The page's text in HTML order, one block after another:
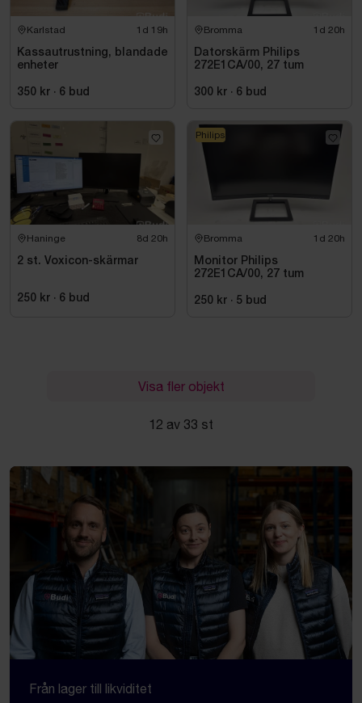
Karlstad 1d 19h
Kassautrustning, blandade
enheter
350 kr · 6 bud
Bromma 1d 20h
Datorskärm Philips
272E1CA/00, 27 tum
300 kr · 6 bud
Haninge 8d 20h
2 st. Voxicon-skärmar
250 kr · 6 bud
Bromma 1d 20h
Monitor Philips
272E1CA/00, 27 tum
250 kr · 5 bud
Philips
Visa fler objekt
12 av 33 st
Från lager till likviditet